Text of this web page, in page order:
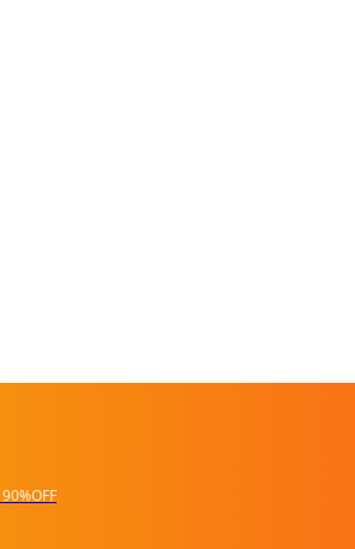
90%OFF